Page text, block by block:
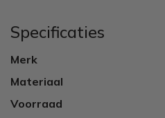
Specificaties
Merk
Materiaal
Voorraad